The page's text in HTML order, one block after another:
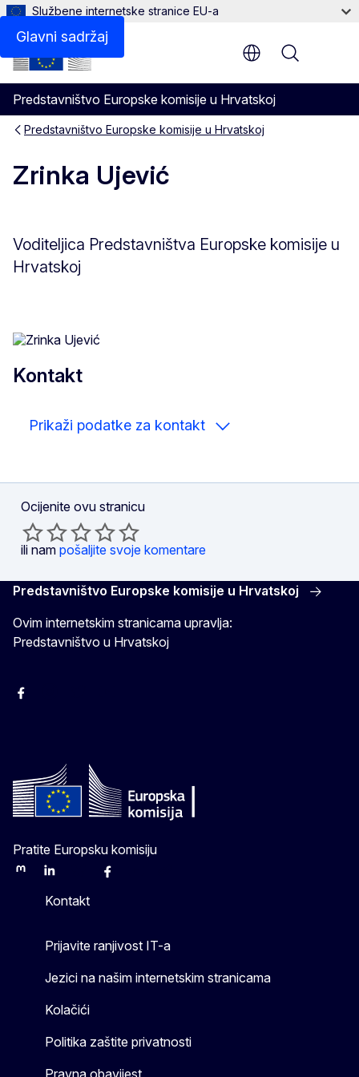
Glavni sadržaj
Službene internetske stranice EU-a
Predstavništvo Europske komisije u Hrvatskoj
Menu
Predstavništvo Europske komisije u Hrvatskoj
Zrinka Ujević
Voditeljica Predstavništva Europske komisije u
Hrvatskoj
Kontakt
Kontakt
Prikaži podatke za kontakt
Ocijenite ovu stranicu
ili nam pošaljite svoje komentare
Predstavništvo Europske komisije u Hrvatskoj
Ovim internetskim stranicama upravlja:
Predstavništvo u Hrvatskoj
Facebook
Pratite Europsku komisiju
MastodonLinkedInBlueskyFacebook
Kontakt
Prijavite ranjivost IT-a
Jezici na našim internetskim stranicama
Kolačići
Politika zaštite privatnosti
Pravna obavijest